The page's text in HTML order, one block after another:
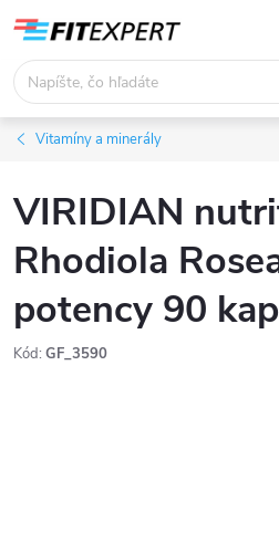
obsah
Vitamíny a minerály
VIRIDIAN
Rhodiola
potency 90
Kód: GF_3590